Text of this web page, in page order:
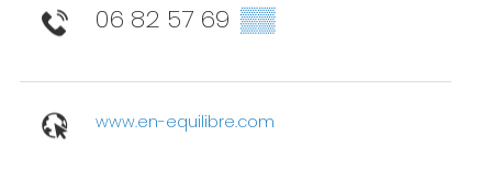
06 82 57 69 ▒▒
www.en-equilibre.com